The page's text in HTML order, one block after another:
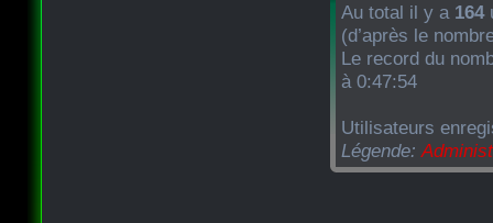
Au total il y a 164
(d’après le
Le record du
à 0:47:54
Utilisateurs
Légende: